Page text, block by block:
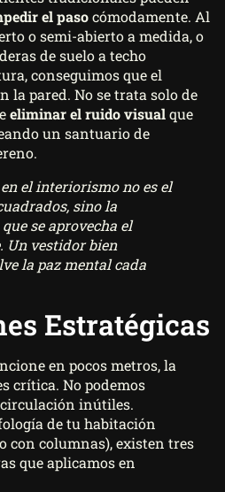
el pasocómodamente. Al
o semi-abierto a medida, o
de suelo a techo
conseguimos que el
la pared. No se trata solo de
eliminar el ruido visualque
un santuario de
el interiorismo no es el
sino la
se aprovecha el
Un vestidor bien
la paz mental cada
Estratégicas
en pocos metros, la
crítica. No podemos
inútiles.
de tu habitación
con columnas), existen tres
que aplicamos en